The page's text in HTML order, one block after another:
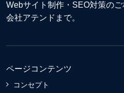
Webサイト制作 ・ SEO対策の
会社アテンドまで。
ページコンテンツ
コンセプト